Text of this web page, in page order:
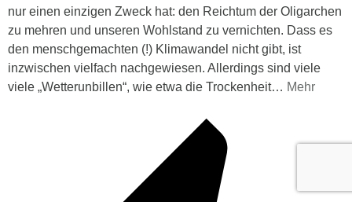
nur einen einzigen Zweck hat: den Reichtum der Oligarchen
zu mehren und unseren Wohlstand zu vernichten. Dass es
den menschgemachten (!) Klimawandel nicht gibt, ist
inzwischen vielfach nachgewiesen. Allerdings sind viele
viele „Wetterunbillen“, wie etwa die Trockenheit… Mehr